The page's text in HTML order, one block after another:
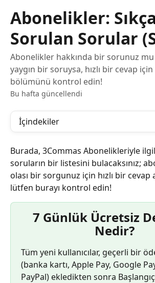
Abonelikler: Sıkça
Sorulan Sorular
Abonelikler hakkında bir sorunuz
yaygın bir soruysa, hızlı bir cevap
bölümünü kontrol edin!
Bu hafta güncellendi
İçindekiler
Burada, 3Commas Abonelikleriyle
soruların bir listesini bulacaksınız;
olası bir sorgunuz için hızlı bir
lütfen burayı kontrol edin!
7 Günlük Ücretsiz
Nedir?
Tüm yeni kullanıcılar, geçerli bir
(banka kartı, Apple Pay, Google
PayPal) ekledikten sonra